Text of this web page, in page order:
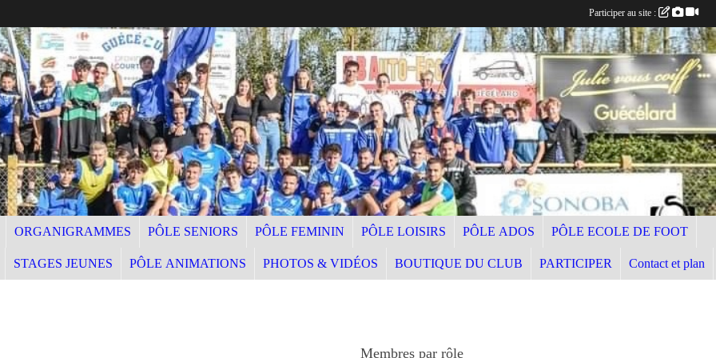
ORGANIGRAMMES PÔLE SENIORS PÔLE FEMININ PÔLE LOISIRS PÔLE ADOS PÔLE ECOLE DE FOOT
STAGES JEUNES PÔLE ANIMATIONS PHOTOS & VIDÉOS BOUTIQUE DU CLUB PARTICIPER Contact et plan
Membres par rôle
Participer au site :